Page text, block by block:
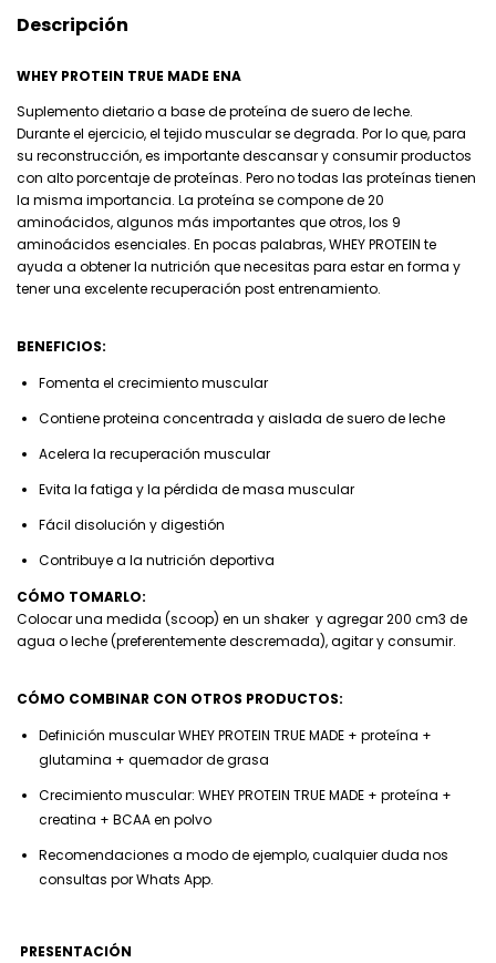
Descripción
WHEY PROTEIN TRUE MADE ENA
Suplemento dietario a base de proteína de suero de leche.
Durante el ejercicio, el tejido muscular se degrada. Por lo que, para
su reconstrucción, es importante descansar y consumir productos
con alto porcentaje de proteínas. Pero no todas las proteínas tienen
la misma importancia. La proteína se compone de 20
aminoácidos, algunos más importantes que otros, los 9
aminoácidos esenciales. En pocas palabras, WHEY PROTEIN te
ayuda a obtener la nutrición que necesitas para estar en forma y
tener una excelente recuperación post entrenamiento.
BENEFICIOS: ​
Fomenta el crecimiento muscular
Contiene proteina concentrada y aislada de suero de leche
Acelera la recuperación muscular
Evita la fatiga y la pérdida de masa muscular
Fácil disolución y digestión
Contribuye a la nutrición deportiva
CÓMO TOMARLO:
Colocar una medida (scoop) en un shaker y agregar 200 cm3 de
agua o leche (preferentemente descremada), agitar y consumir.
CÓMO COMBINAR CON OTROS PRODUCTOS:
Definición muscular WHEY PROTEIN TRUE MADE + proteína +
glutamina + quemador de grasa
Crecimiento muscular: WHEY PROTEIN TRUE MADE + proteína +
creatina + BCAA en polvo
Recomendaciones a modo de ejemplo, cualquier duda nos
consultas por Whats App.
PRESENTACIÓN